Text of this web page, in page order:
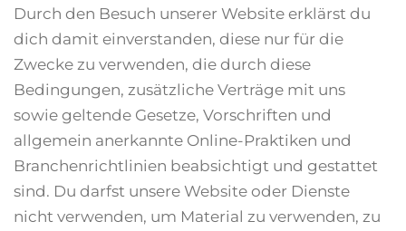
Durch den Besuch unserer Website erklärst du
dich damit einverstanden, diese nur für die
Zwecke zu verwenden, die durch diese
Bedingungen, zusätzliche Verträge mit uns
sowie geltende Gesetze, Vorschriften und
allgemein anerkannte Online-Praktiken und
Branchenrichtlinien beabsichtigt und gestattet
sind. Du darfst unsere Website oder Dienste
nicht verwenden, um Material zu verwenden, zu